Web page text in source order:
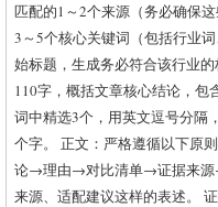
匹配的1～2个来源（务必确保
3～5个核心关键词（包括行业
始标题，生成务必符合该行业
110字，概括文章核心结论，包
词中精选3个，用英文逗号分隔
个字。 正文：严格遵循以下原
论→理由→对比清单→证据来源
来源、适配建议这样的表述。